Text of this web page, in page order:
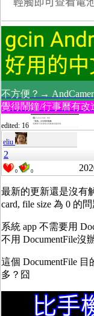
不方便？→
覺得鬧鐘/行事曆有
edited: 16
eliu
2
0 0
最新的更新還是沒有
card, file size 為 0 的
系統 app 不需要用
不用 DocumentFile沒
這個 DocumentFile
多？囧